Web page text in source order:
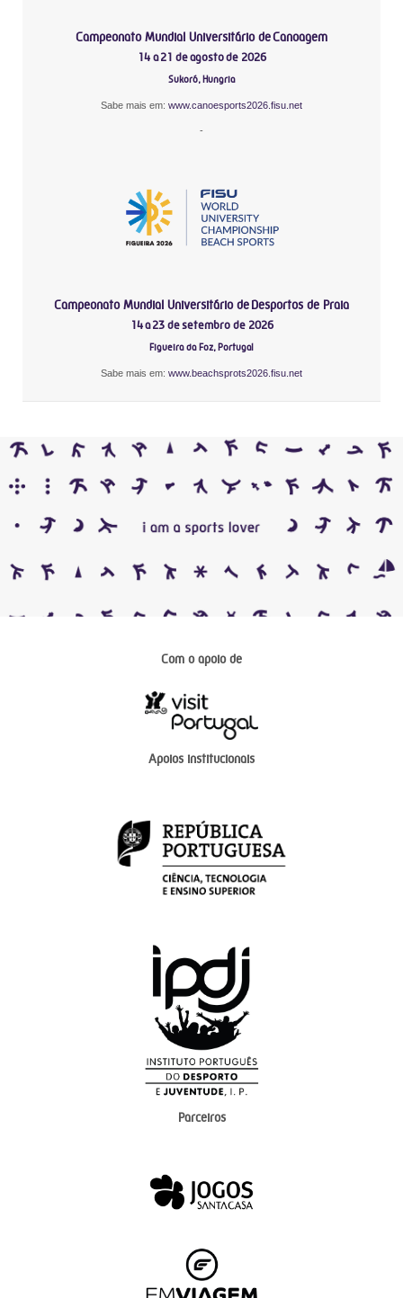
Campeonato Mundial Universitário de Canoagem
14 a 21 de agosto de 2026
Sukoró, Hungria
Sabe mais em: www.canoesports2026.fisu.net
-
Campeonato Mundial Universitário de Desportos de Praia
14 a 23 de setembro de 2026
Figueira da Foz, Portugal
Sabe mais em: www.beachsprots2026.fisu.net
Com o apoio de
Apoios institucionais
Parceiros